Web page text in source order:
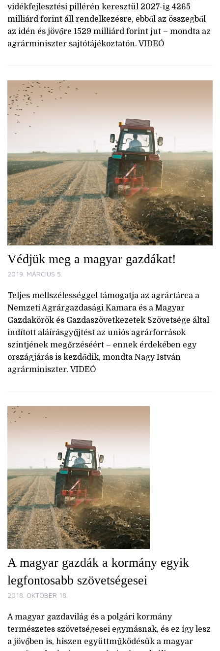
vidékfejlesztési pillérén keresztül 2027-ig 4265
milliárd forint áll rendelkezésre, ebből az összegből
az idén és jövőre 1529 milliárd forint jut – mondta az
agrárminiszter sajtótájékoztatón. VIDEÓ
Védjük meg a magyar gazdákat!
2019. MÁRCIUS 5.
Teljes mellszélességgel támogatja az agrártárca a
Nemzeti Agrárgazdasági Kamara és a Magyar
Gazdakörök és Gazdaszövetkezetek Szövetsége által
indított aláírásgyűjtést az uniós agrárforrások
szintjének megőrzéséért – ennek érdekében egy
országjárás is kezdődik, mondta Nagy István
agrárminiszter. VIDEÓ
A magyar gazdák a kormány egyik
legfontosabb szövetségesei
2018. OKTÓBER 18.
A magyar gazdavilág és a polgári kormány
természetes szövetségesei egymásnak, és ez így lesz
a jövőben is, hiszen együttműködésük a magyar